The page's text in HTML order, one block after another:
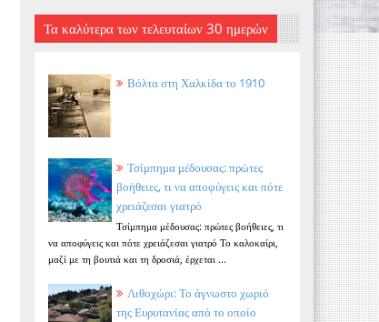
Τα καλύτερα των τελευταίων 30 ημερών
Βόλτα στη Χαλκίδα το 1910
Τσίμπημα μέδουσας: πρώτες
βοήθειες, τι να αποφύγεις και πότε
χρειάζεσαι γιατρό
Τσίμπημα μέδουσας: πρώτες βοήθειες, τι
να αποφύγεις και πότε χρειάζεσαι γιατρό Το καλοκαίρι,
μαζί με τη βουτιά και τη δροσιά, έρχεται ...
Λιθοχώρι: Το άγνωστο χωριό
της Ευρυτανίας από το οποίο